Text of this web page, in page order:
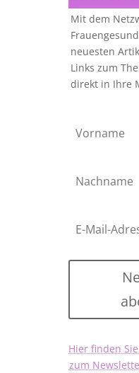
Mit dem
neuesten
Links zum
direkt in Ihre
Hier finden
zum